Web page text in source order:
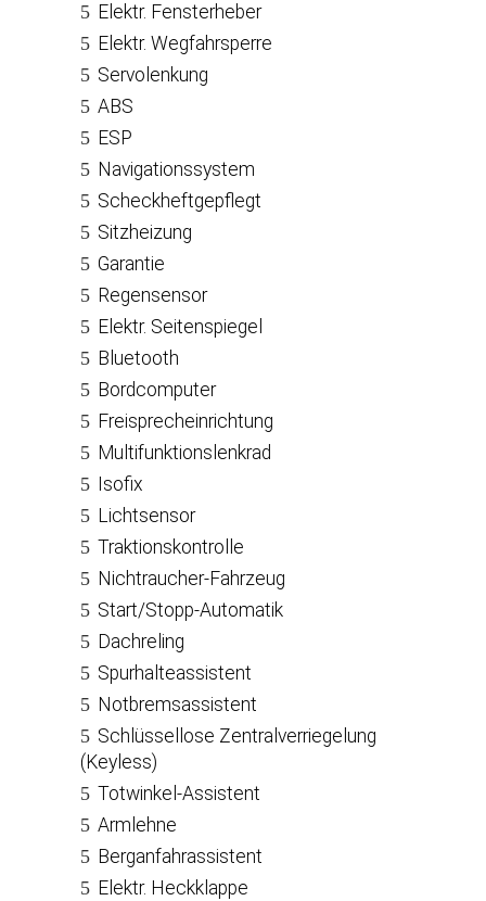
Elektr. Fensterheber
Elektr. Wegfahrsperre
Servolenkung
ABS
ESP
Navigationssystem
Scheckheftgepflegt
Sitzheizung
Garantie
Regensensor
Elektr. Seitenspiegel
Bluetooth
Bordcomputer
Freisprecheinrichtung
Multifunktionslenkrad
Isofix
Lichtsensor
Traktionskontrolle
Nichtraucher-Fahrzeug
Start/Stopp-Automatik
Dachreling
Spurhalteassistent
Notbremsassistent
Schlüssellose Zentralverriegelung
(Keyless)
Totwinkel-Assistent
Armlehne
Berganfahrassistent
Elektr. Heckklappe